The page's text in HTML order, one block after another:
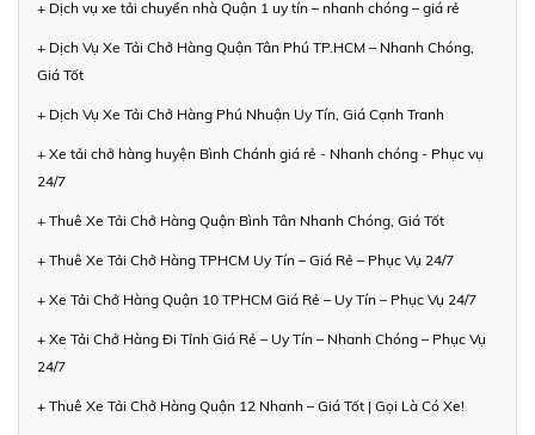
+ Dịch vụ xe tải chuyển nhà Quận 1 uy tín – nhanh chóng – giá rẻ
+ Dịch Vụ Xe Tải Chở Hàng Quận Tân Phú TP.HCM – Nhanh Chóng,
Giá Tốt
+ Dịch Vụ Xe Tải Chở Hàng Phú Nhuận Uy Tín, Giá Cạnh Tranh
+ Xe tải chở hàng huyện Bình Chánh giá rẻ - Nhanh chóng - Phục vụ
24/7
+ Thuê Xe Tải Chở Hàng Quận Bình Tân Nhanh Chóng, Giá Tốt
+ Thuê Xe Tải Chở Hàng TPHCM Uy Tín – Giá Rẻ – Phục Vụ 24/7
+ Xe Tải Chở Hàng Quận 10 TPHCM Giá Rẻ – Uy Tín – Phục Vụ 24/7
+ Xe Tải Chở Hàng Đi Tỉnh Giá Rẻ – Uy Tín – Nhanh Chóng – Phục Vụ
24/7
+ Thuê Xe Tải Chở Hàng Quận 12 Nhanh – Giá Tốt | Gọi Là Có Xe!